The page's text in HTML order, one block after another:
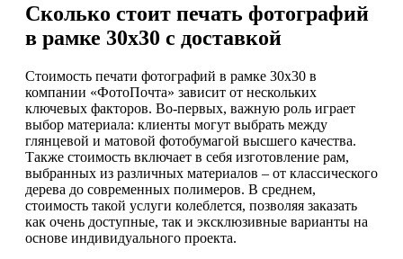
Сколько стоит печать фотографий
в рамке 30х30 с доставкой
Стоимость печати фотографий в рамке 30х30 в
компании «ФотоПочта» зависит от нескольких
ключевых факторов. Во-первых, важную роль играет
выбор материала: клиенты могут выбрать между
глянцевой и матовой фотобумагой высшего качества.
Также стоимость включает в себя изготовление рам,
выбранных из различных материалов – от классического
дерева до современных полимеров. В среднем,
стоимость такой услуги колеблется, позволяя заказать
как очень доступные, так и эксклюзивные варианты на
основе индивидуального проекта.